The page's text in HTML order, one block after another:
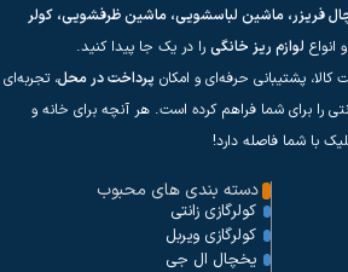
فریزر، ماشین لباسشویی، ماشین ظرفشویی، کولر
و انواع لوازم ریز خانگی را در یک جا پیدا کنید.
کالا، پشتیبانی حرفه‌ای و امکان پرداخت در محل، تجربه‌ای
را برای شما فراهم کرده است. هر آنچه برای خانه و
با شما فاصله دارد!
دسته بندی های محبوب
کولرگازی زانتی
کولرگازی ویربل
یخچال ال جی